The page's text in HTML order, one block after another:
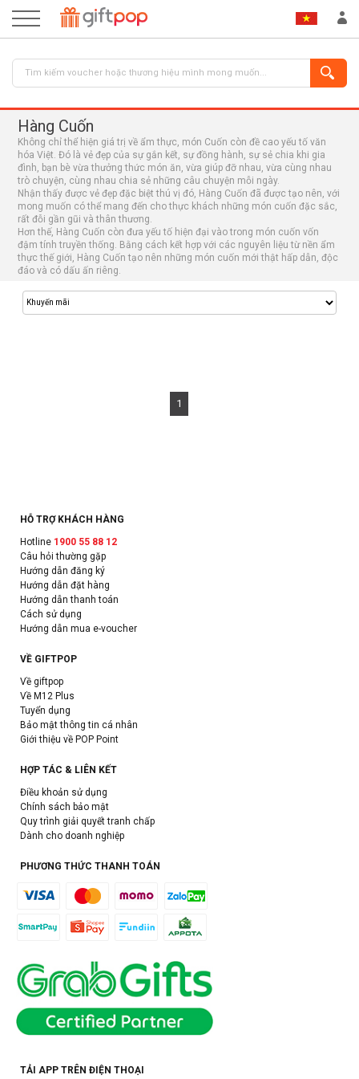
ĐĂNG NHẬP ĐĂNG KÝ
Hàng Cuốn
Không chỉ thể hiện giá trị về ẩm thực, món Cuốn còn đề cao yếu tố văn
hóa Việt. Đó là vẻ đẹp của sự gắn kết, sự đồng hành, sự sẻ chia khi gia
đình, bạn bè vừa thưởng thức món ăn, vừa giúp đỡ nhau, vừa cùng nhau
trò chuyện, cùng nhau chia sẻ những câu chuyện mỗi ngày.
Nhận thấy được vẻ đẹp đặc biệt thú vị đó, Hàng Cuốn đã được tạo nên, với
mong muốn có thể mang đến cho thực khách những món cuốn đặc sắc,
rất đỗi gần gũi và thân thương.
Hơn thế, Hàng Cuốn còn đưa yếu tố hiện đại vào trong món cuốn vốn
đậm tính truyền thống. Bằng cách kết hợp với các nguyên liệu từ nền ẩm
thực thế giới, Hàng Cuốn tạo nên những món cuốn mới thật hấp dẫn, độc
đáo và có dấu ấn riêng.
1
HỖ TRỢ KHÁCH HÀNG
Hotline 1900 55 88 12
Câu hỏi thường gặp
Hướng dẫn đăng ký
Hướng dẫn đặt hàng
Hướng dẫn thanh toán
Cách sử dụng
Hướng dẫn mua e-voucher
VỀ GIFTPOP
Về giftpop
Về M12 Plus
Tuyển dụng
Bảo mật thông tin cá nhân
Giới thiệu về POP Point
HỢP TÁC & LIÊN KẾT
Điều khoản sử dụng
Chính sách bảo mật
Quy trình giải quyết tranh chấp
Dành cho doanh nghiệp
PHƯƠNG THỨC THANH TOÁN
TẢI APP TRÊN ĐIỆN THOẠI